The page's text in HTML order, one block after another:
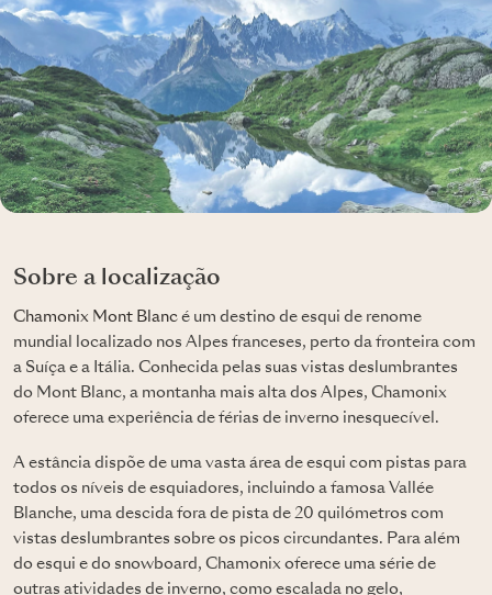
Sobre a localização
Chamonix Mont Blanc é um destino de esqui de renome
mundial localizado nos Alpes franceses, perto da fronteira com
a Suíça e a Itália. Conhecida pelas suas vistas deslumbrantes
do Mont Blanc, a montanha mais alta dos Alpes, Chamonix
oferece uma experiência de férias de inverno inesquecível.
A estância dispõe de uma vasta área de esqui com pistas para
todos os níveis de esquiadores, incluindo a famosa Vallée
Blanche, uma descida fora de pista de 20 quilómetros com
vistas deslumbrantes sobre os picos circundantes. Para além
do esqui e do snowboard, Chamonix oferece uma série de
outras atividades de inverno, como escalada no gelo,